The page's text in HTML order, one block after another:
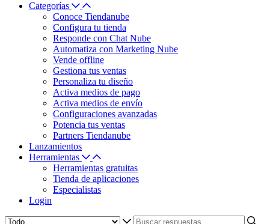
Categorías
Conoce Tiendanube
Configura tu tienda
Responde con Chat Nube
Automatiza con Marketing Nube
Vende offline
Gestiona tus ventas
Personaliza tu diseño
Activa medios de pago
Activa medios de envío
Configuraciones avanzadas
Potencia tus ventas
Partners Tiendanube
Lanzamientos
Herramientas
Herramientas gratuitas
Tienda de aplicaciones
Especialistas
Login